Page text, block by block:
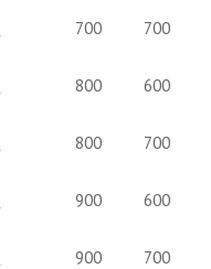
700 700
800 600
800 700
900 600
900 700